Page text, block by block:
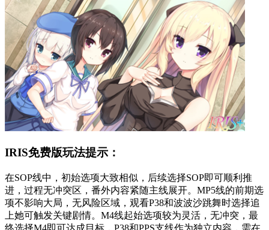
IRIS免费版玩法提示：
在SOP线中，初始选项大致相似，后续选择SOP即可顺利推
进，过程无冲突区，番外内容紧随主线展开。MP5线的前期选
项不影响大局，无风险区域，观看P38和波波沙跳舞时选择追
上她可触发关键剧情。M4线起始选项较为灵活，无冲突，最
终选择M4即可达成目标，P38和PPS支线作为独立内容，需在